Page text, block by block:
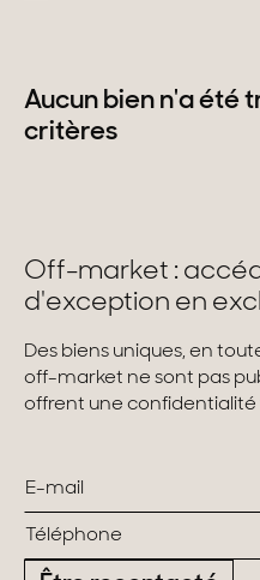
Chalets
Maisons &
Aucun bien n'a été
critères
Off-market :
d'exception en
Des biens uniques, en
off-market ne sont pas
offrent une confidentialité